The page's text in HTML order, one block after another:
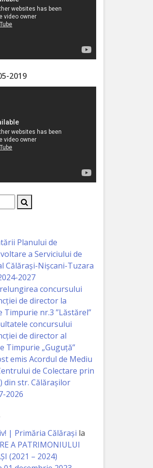
2019
Planului de
a Serviciului de
Călărași-Nișcani-Tuzara
2027
concursului
de director la
Timpurie nr.3 ”Lăstărel”
concursului
de director al
Timpurie „Guguță”
emis Acordul de Mediu
de Colectare prin
din str. Călărașilor
2026
| Primăria Călărași la
A PATRIMONIULUI
(2021 – 2024)